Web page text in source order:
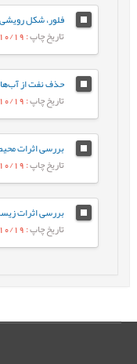
تاریخ چاپ: 1400/10/19
تاریخ چاپ: 1400/10/19
تاریخ چاپ: 1400/10/19
تاریخ چاپ: 1400/10/19